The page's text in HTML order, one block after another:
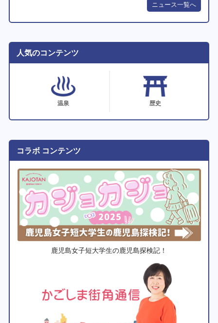
ニュース一覧へ
人気のコンテンツ
温泉 歴史
コラボ コンテンツ
鹿児島女子短大学生の鹿児島探検記！